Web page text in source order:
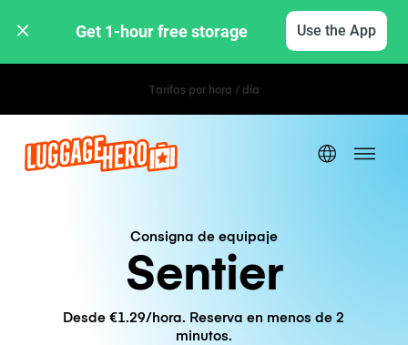
Get 1-hour free storage Use the App
Tarifas por hora / día
Consigna de equipaje
Sentier
Desde €1.29/hora. Reserva en menos de 2
minutos.